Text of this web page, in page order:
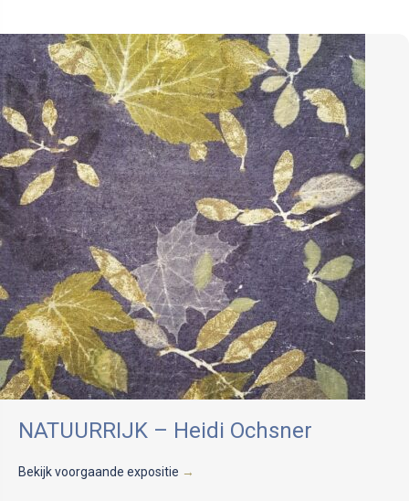
NATUURRIJK – Heidi Ochsner
Bekijk voorgaande expositie →